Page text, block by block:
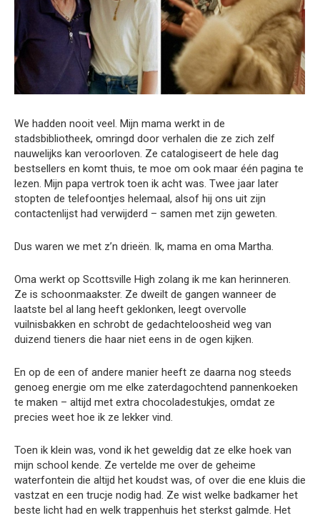
We hadden nooit veel. Mijn mama werkt in de
stadsbibliotheek, omringd door verhalen die ze zich zelf
nauwelijks kan veroorloven. Ze catalogiseert de hele dag
bestsellers en komt thuis, te moe om ook maar één pagina te
lezen. Mijn papa vertrok toen ik acht was. Twee jaar later
stopten de telefoontjes helemaal, alsof hij ons uit zijn
contactenlijst had verwijderd – samen met zijn geweten.
Dus waren we met z’n drieën. Ik, mama en oma Martha.
Oma werkt op Scottsville High zolang ik me kan herinneren.
Ze is schoonmaakster. Ze dweilt de gangen wanneer de
laatste bel al lang heeft geklonken, leegt overvolle
vuilnisbakken en schrobt de gedachteloosheid weg van
duizend tieners die haar niet eens in de ogen kijken.
En op de een of andere manier heeft ze daarna nog steeds
genoeg energie om me elke zaterdagochtend pannenkoeken
te maken – altijd met extra chocoladestukjes, omdat ze
precies weet hoe ik ze lekker vind.
Toen ik klein was, vond ik het geweldig dat ze elke hoek van
mijn school kende. Ze vertelde me over de geheime
waterfontein die altijd het koudst was, of over die ene kluis die
vastzat en een trucje nodig had. Ze wist welke badkamer het
beste licht had en welk trappenhuis het sterkst galmde. Het